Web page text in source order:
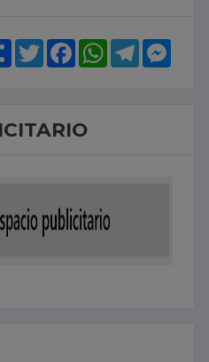
ShareTwitterFacebook
WhatsApp
Telegram